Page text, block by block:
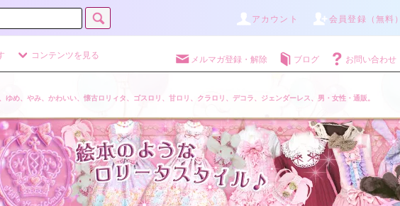
アカウント 会員登録（無料）
コンテンツを見る メルマガ登録・解除 ブログ お問い合わせ
ゆめ、やみ、かわいい、懐古ロリィタ、ゴスロリ、甘ロリ、クラロリ、デコラ、ジェンダーレス、男・女性・通販。